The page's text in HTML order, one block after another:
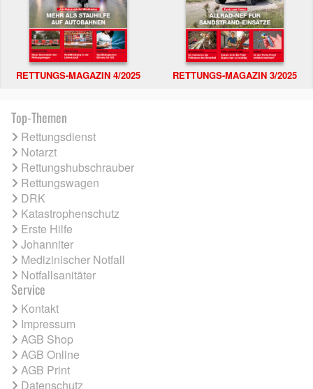
RETTUNGS-MAGAZIN 4/2025 RETTUNGS-MAGAZIN 3/2025
Top-Themen
Rettungsdienst
Notarzt
Rettungshubschrauber
Rettungswagen
DRK
Katastrophenschutz
Erste Hilfe
Johanniter
Medizinischer Notfall
Notfallsanitäter
Service
Kontakt
Impressum
AGB Shop
AGB Online
AGB Print
Datenschutz